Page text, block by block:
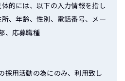
的には、以下の入力情報を指し
、年齢、性別、電話番号、メー
、応募職種
採用活動の為にのみ、利用致し